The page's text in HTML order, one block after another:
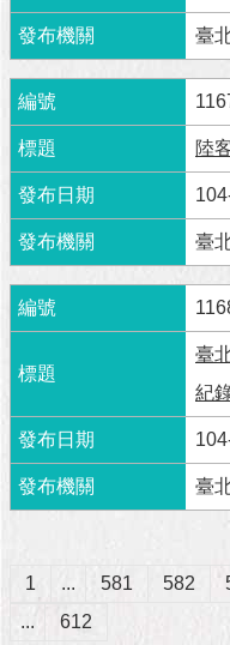
臺
陸
臺
臺
紀
臺
1 ... 581 582
...
612